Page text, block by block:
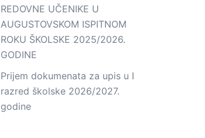
REDOVNE UČENIKE U
AUGUSTOVSKOM ISPITNOM
ROKU ŠKOLSKE 2025/2026.
GODINE
Prijem dokumenata za upis u I
razred školske 2026/2027.
godine